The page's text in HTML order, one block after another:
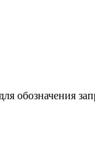
обозначения